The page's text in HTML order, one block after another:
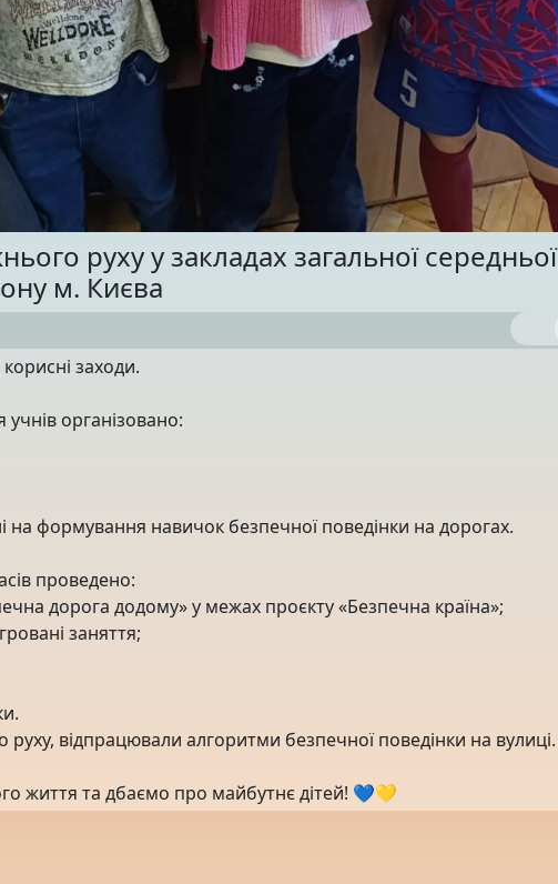
руху у закладах загальної середньої
м. Києва
корисні заходи.
організовано:
на формування навичок безпечної поведінки на дорогах.
проведено:
дорога додому» у межах проєкту «Безпечна країна»;
заняття;
відпрацювали алгоритми безпечної поведінки на вулиці.
життя та дбаємо про майбутнє дітей! 💙💛